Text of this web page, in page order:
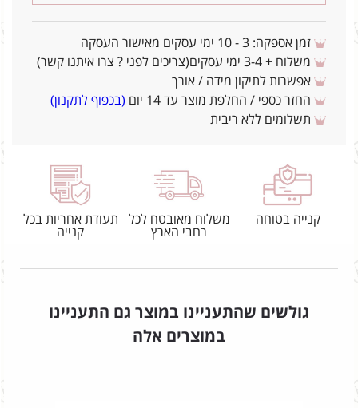
זמן אספקה: 3 - 10 ימי עסקים מאישור העסקה
משלוח + 3-4 ימי עסקים(צריכים לפני ? צרו איתנו קשר)
אפשרות לתיקון מידה / אורך
החזר כספי / החלפת מוצר עד 14 יום
(בכפוף לתקנון)
תשלומים ללא ריבית
קנייה בטוחה
משלוח מאובטח לכל
רחבי הארץ
תעודת אחריות בכל
קנייה
גולשים שהתעניינו במוצר גם התעניינו
במוצרים אלה